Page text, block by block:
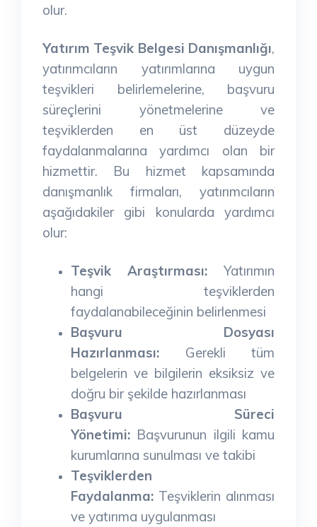
olur.
Yatırım Teşvik Belgesi Danışmanlığı,
yatırımcıların yatırımlarına uygun
teşvikleri belirlemelerine, başvuru
süreçlerini yönetmelerine ve
teşviklerden en üst düzeyde
faydalanmalarına yardımcı olan bir
hizmettir. Bu hizmet kapsamında
danışmanlık firmaları, yatırımcıların
aşağıdakiler gibi konularda yardımcı
olur:
Teşvik Araştırması: Yatırımın
hangi teşviklerden
faydalanabileceğinin belirlenmesi
Başvuru Dosyası
Hazırlanması: Gerekli tüm
belgelerin ve bilgilerin eksiksiz ve
doğru bir şekilde hazırlanması
Başvuru Süreci
Yönetimi: Başvurunun ilgili kamu
kurumlarına sunulması ve takibi
Teşviklerden
Faydalanma: Teşviklerin alınması
ve yatırıma uygulanması